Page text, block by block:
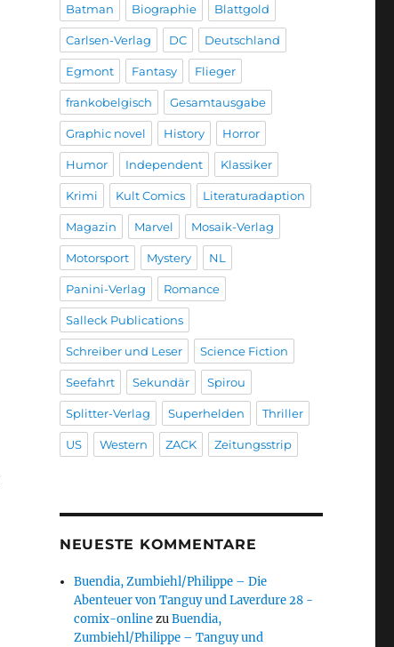
Batman Biographie Blattgold
Carlsen-Verlag DC Deutschland
Egmont Fantasy Flieger
frankobelgisch Gesamtausgabe
Graphic novel History Horror
Humor Independent Klassiker
Krimi Kult Comics Literaturadaption
Magazin Marvel Mosaik-Verlag
Motorsport Mystery NL
Panini-Verlag Romance
Salleck Publications
Schreiber und Leser Science Fiction
Seefahrt Sekundär Spirou
Splitter-Verlag Superhelden Thriller
US Western ZACK Zeitungsstrip
NEUESTE KOMMENTARE
Buendia, Zumbiehl/Philippe – Die
Abenteuer von Tanguy und Laverdure 28 -
comix-onlinezuBuendia,
Zumbiehl/Philippe – Tanguy und